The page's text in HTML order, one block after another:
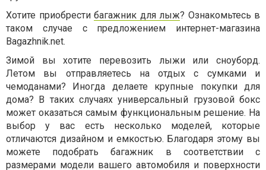
Хотите приобрести багажник для лыж? Ознакомьтесь в
таком случае с предложением интернет-магазина
Bagazhnik.net.
Зимой вы хотите перевозить лыжи или сноуборд.
Летом вы отправляетесь на отдых с сумками и
чемоданами? Иногда делаете крупные покупки для
дома? В таких случаях универсальный грузовой бокс
может оказаться самым функциональным решение. На
выбор у вас есть несколько моделей, которые
отличаются дизайном и емкостью. Благодаря этому вы
можете подобрать багажник в соответствии с
размерами модели вашего автомобиля и поверхности